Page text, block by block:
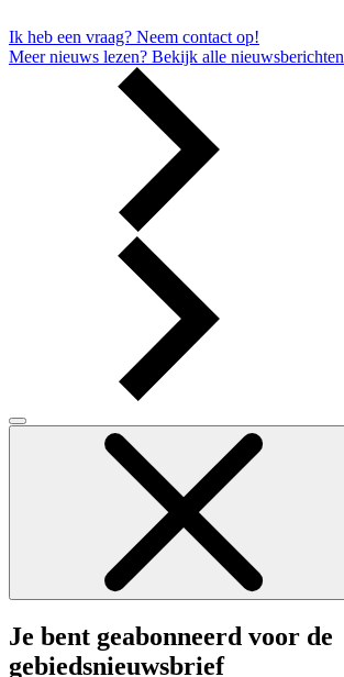
Ik heb een vraag? Neem contact op!
Meer nieuws lezen? Bekijk alle nieuwsberichten
Je bent geabonneerd voor de
gebiedsnieuwsbrief